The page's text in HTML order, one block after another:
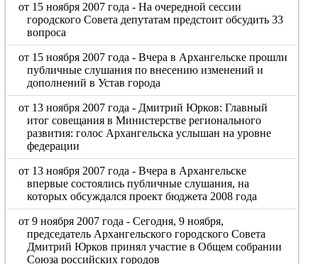
от 15 ноября 2007 года - На очередной сессии
городского Совета депутатам предстоит обсудить 33
вопроса
от 15 ноября 2007 года - Вчера в Архангельске прошли
публичные слушания по внесению изменений и
дополнений в Устав города
от 13 ноября 2007 года - Дмитрий Юрков: Главный
итог совещания в Министерстве регионального
развития: голос Архангельска услышан на уровне
федерации
от 13 ноября 2007 года - Вчера в Архангельске
впервые состоялись публичные слушания, на
которых обсуждался проект бюджета 2008 года
от 9 ноября 2007 года - Сегодня, 9 ноября,
председатель Архангельского городского Совета
Дмитрий Юрков принял участие в Общем собрании
Союза российских городов